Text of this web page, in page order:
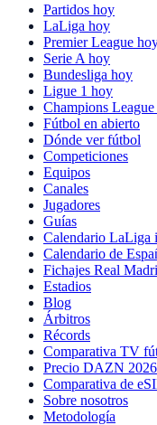
Partidos hoy
LaLiga hoy
Premier League
Serie A hoy
Bundesliga hoy
Ligue 1 hoy
Champions
Fútbol en abierto
Dónde ver fútbol
Competiciones
Equipos
Canales
Jugadores
Guías
Calendario LaLiga
Calendario de
Fichajes Real
Estadios
Blog
Árbitros
Récords
Comparativa TV
Precio DAZN 2026
Comparativa de
Sobre nosotros
Metodología